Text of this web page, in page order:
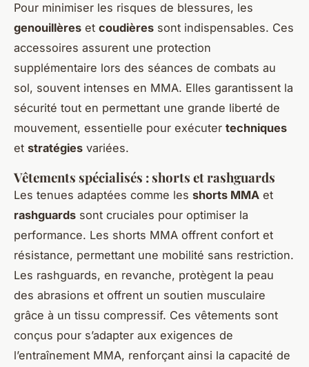
Pour minimiser les risques de blessures, les
genouillères et coudières sont indispensables. Ces
accessoires assurent une protection
supplémentaire lors des séances de combats au
sol, souvent intenses en MMA. Elles garantissent la
sécurité tout en permettant une grande liberté de
mouvement, essentielle pour exécuter techniques
et stratégies variées.
Vêtements spécialisés : shorts et rashguards
Les tenues adaptées comme les shorts MMA et
rashguards sont cruciales pour optimiser la
performance. Les shorts MMA offrent confort et
résistance, permettant une mobilité sans restriction.
Les rashguards, en revanche, protègent la peau
des abrasions et offrent un soutien musculaire
grâce à un tissu compressif. Ces vêtements sont
conçus pour s’adapter aux exigences de
l’entraînement MMA, renforçant ainsi la capacité de